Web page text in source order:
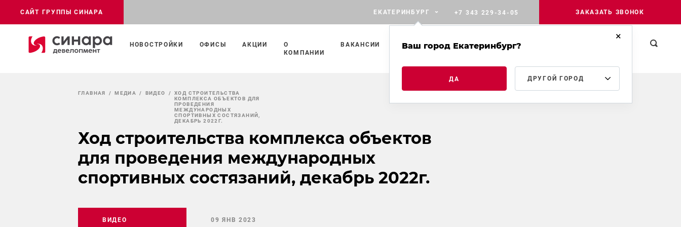
САЙТ ГРУППЫ СИНАРА ЕКАТЕРИНБУРГ +7 343 229-34-05 ЗАКАЗАТЬ ЗВОНОК
НОВОСТРОЙКИ ОФИСЫ АКЦИИ
О
КОМПАНИИ
ВАКАНСИИ ПРОЕКТЫ
ПРОМЫШЛЕННОЕ
Ваш город Екатеринбург?
ДА ДРУГОЙ ГОРОД
ГЛАВНАЯ МЕДИА ВИДЕО
ХОД СТРОИТЕЛЬСТВА
КОМПЛЕКСА ОБЪЕКТОВ ДЛЯ
ПРОВЕДЕНИЯ
МЕЖДУНАРОДНЫХ
СПОРТИВНЫХ СОСТЯЗАНИЙ,
ДЕКАБРЬ 2022Г.
Ход строительства комплекса объектов
для проведения международных
спортивных состязаний, декабрь 2022г.
ВИДЕО 09 ЯНВ 2023